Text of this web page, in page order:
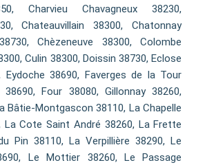
Charvieu Chavagneux 38230,
Chateauvillain 38300, Chatonnay
Chèzeneuve 38300, Colombe
Culin 38300, Doissin 38730, Eclose
Eydoche 38690, Faverges de la Tour
38690, Four 38080, Gillonnay 38260,
Bâtie-Montgascon 38110, La Chapelle
La Cote Saint André 38260, La Frette
Pin 38110, La Verpillière 38290, Le
Le Mottier 38260, Le Passage